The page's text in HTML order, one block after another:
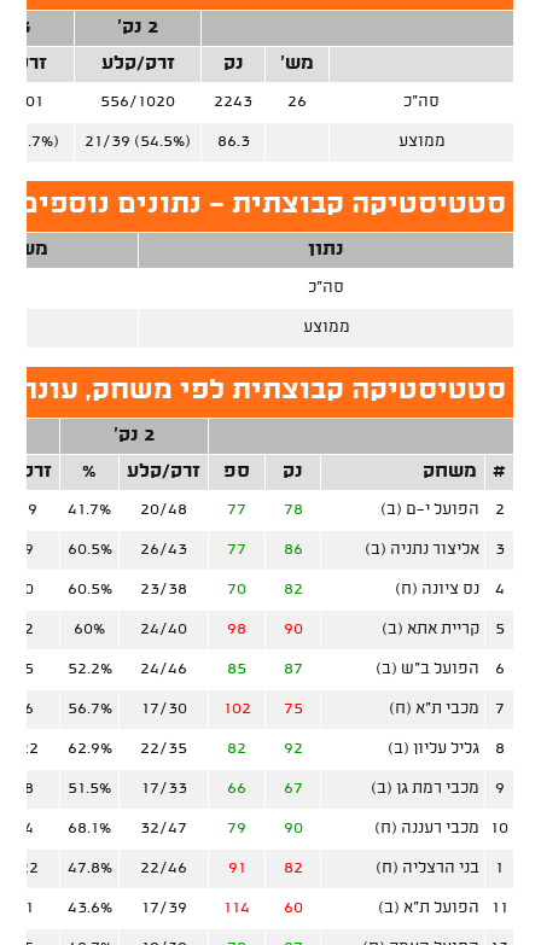
2 נק'
3 נק'
מש'
נק זרק/קלע זרק/
סה"כ 26
2243
556/1020
701
ממוצע 86.3
21/39 (54.5%)
סטטיסטיקה קבוצתית - נתונים נוספים,
נתון
סה"כ
ממוצע
סטטיסטיקה קבוצתית לפי משחק, עונה
2 נק'
#
משחק נק ספ זרק/קלע % זרק/
2 הפועל י-ם (ב) 78
77
20/48
41.7%
19
3 אליצור נתניה (ב) 86
77
26/43
60.5%
19
4 נס ציונה (ח) 82
70
23/38
60.5%
20
5 קריית אתא (ב) 90
98
24/40
60%
22
6 הפועל ב"ש (ב) 87
85
24/46
52.2%
15
7 מכבי ת"א (ח) 75
102
17/30
56.7%
26
8 גליל עליון (ב) 92
82
22/35
62.9%
22
9 מכבי רמת גן (ב) 67
66
17/33
51.5%
28
10 מכבי רעננה (ח) 90
79
32/47
68.1%
14
1 בני הרצליה (ח) 82
91
22/46
47.8%
22
11 הפועל ת"א (ב) 60
114
17/39
43.6%
21